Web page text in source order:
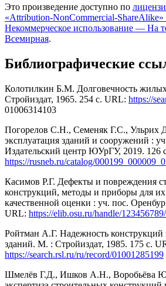
Это произведение доступно по
«Attribution-NonCommercial-
Некоммерческое использование — На
Всемирная.
Библиографические
Колотилкин Б.М. Долговечность
Стройиздат, 1965. 254 с. URL: https://
01006314103
Погорелов С.Н., Семеняк Г.С., Ульрих
эксплуатация зданий и сооружений :
Издательский центр ЮУрГУ, 2019. 126
https://rusneb.ru/catalog/
Касимов Р.Г. Дефекты и повреждения
конструкций, методы и приборы для
качественной оценки : уч. пос.
URL: https://elib.osu.ru/handle/
Ройтман А.Г. Надежность конструкций
зданий. М. : Стройиздат, 1985. 175 c.
https://search.rsl.ru/ru/record/01001285199
Шмелёв Г.Д., Ишков А.Н., Воробьёва